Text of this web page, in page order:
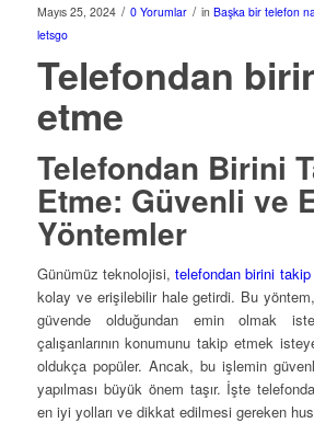
Mayıs 25, 2024 / 0 Yorumlar / in Başka bir telefon
letsgo
Telefondan
etme
Telefondan Birini
Etme: Güvenli ve
Yöntemler
Günümüz teknolojisi,telefondan birini
kolay ve erişilebilir hale getirdi. Bu
güvende olduğundan emin olmak
çalışanlarının konumunu takip etmek
oldukça popüler. Ancak, bu işlemin
yapılması büyük önem taşır. İşte
en iyi yolları ve dikkat edilmesi gereken